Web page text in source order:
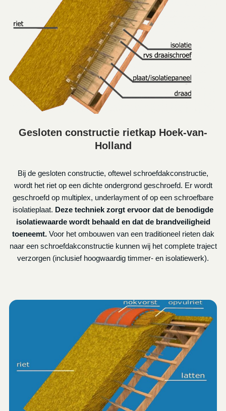
Gesloten constructie rietkap Hoek-van-
Holland
Bij de gesloten constructie, oftewel schroefdakconstructie,
wordt het riet op een dichte ondergrond geschroefd. Er wordt
geschroefd op multiplex, underlayment of op een schroefbare
isolatieplaat. Deze techniek zorgt ervoor dat de benodigde
isolatiewaarde wordt behaald en dat de brandveiligheid
toeneemt.Voor het ombouwen van een traditioneel rieten dak
naar een schroefdakconstructie kunnen wij het complete traject
verzorgen (inclusief hoogwaardig timmer- en isolatiewerk).